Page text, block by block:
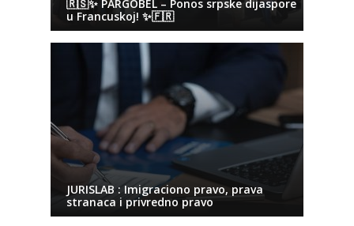
🇷🇸✨ PARGOBEL – Ponos srpske dijaspore
u Francuskoj! ✨🇫🇷
JURISLAB : Imigraciono pravo, prava
stranaca i privredno pravo